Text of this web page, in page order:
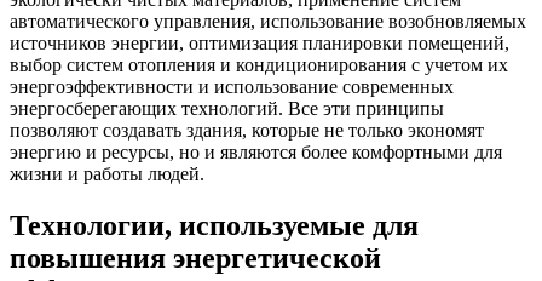
автоматического управления, использование возобновляемых
источников энергии, оптимизация планировки помещений,
выбор систем отопления и кондиционирования с учетом их
энергоэффективности и использование современных
энергосберегающих технологий. Все эти принципы
позволяют создавать здания, которые не только экономят
энергию и ресурсы, но и являются более комфортными для
жизни и работы людей.
Технологии, используемые для
повышения энергетической